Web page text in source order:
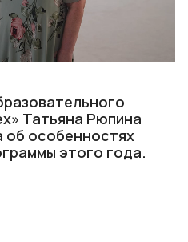
Video
Татьяна Рюпина
об особенностях
этого года.